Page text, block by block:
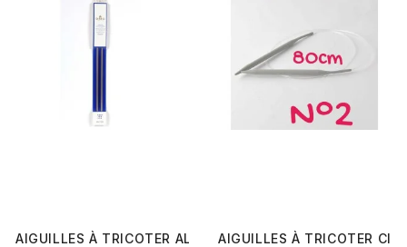
AIGUILLES À TRICOTER ALUMINIUM ANODISÉ 40 CM -
AIGUILLES À TRICOTER